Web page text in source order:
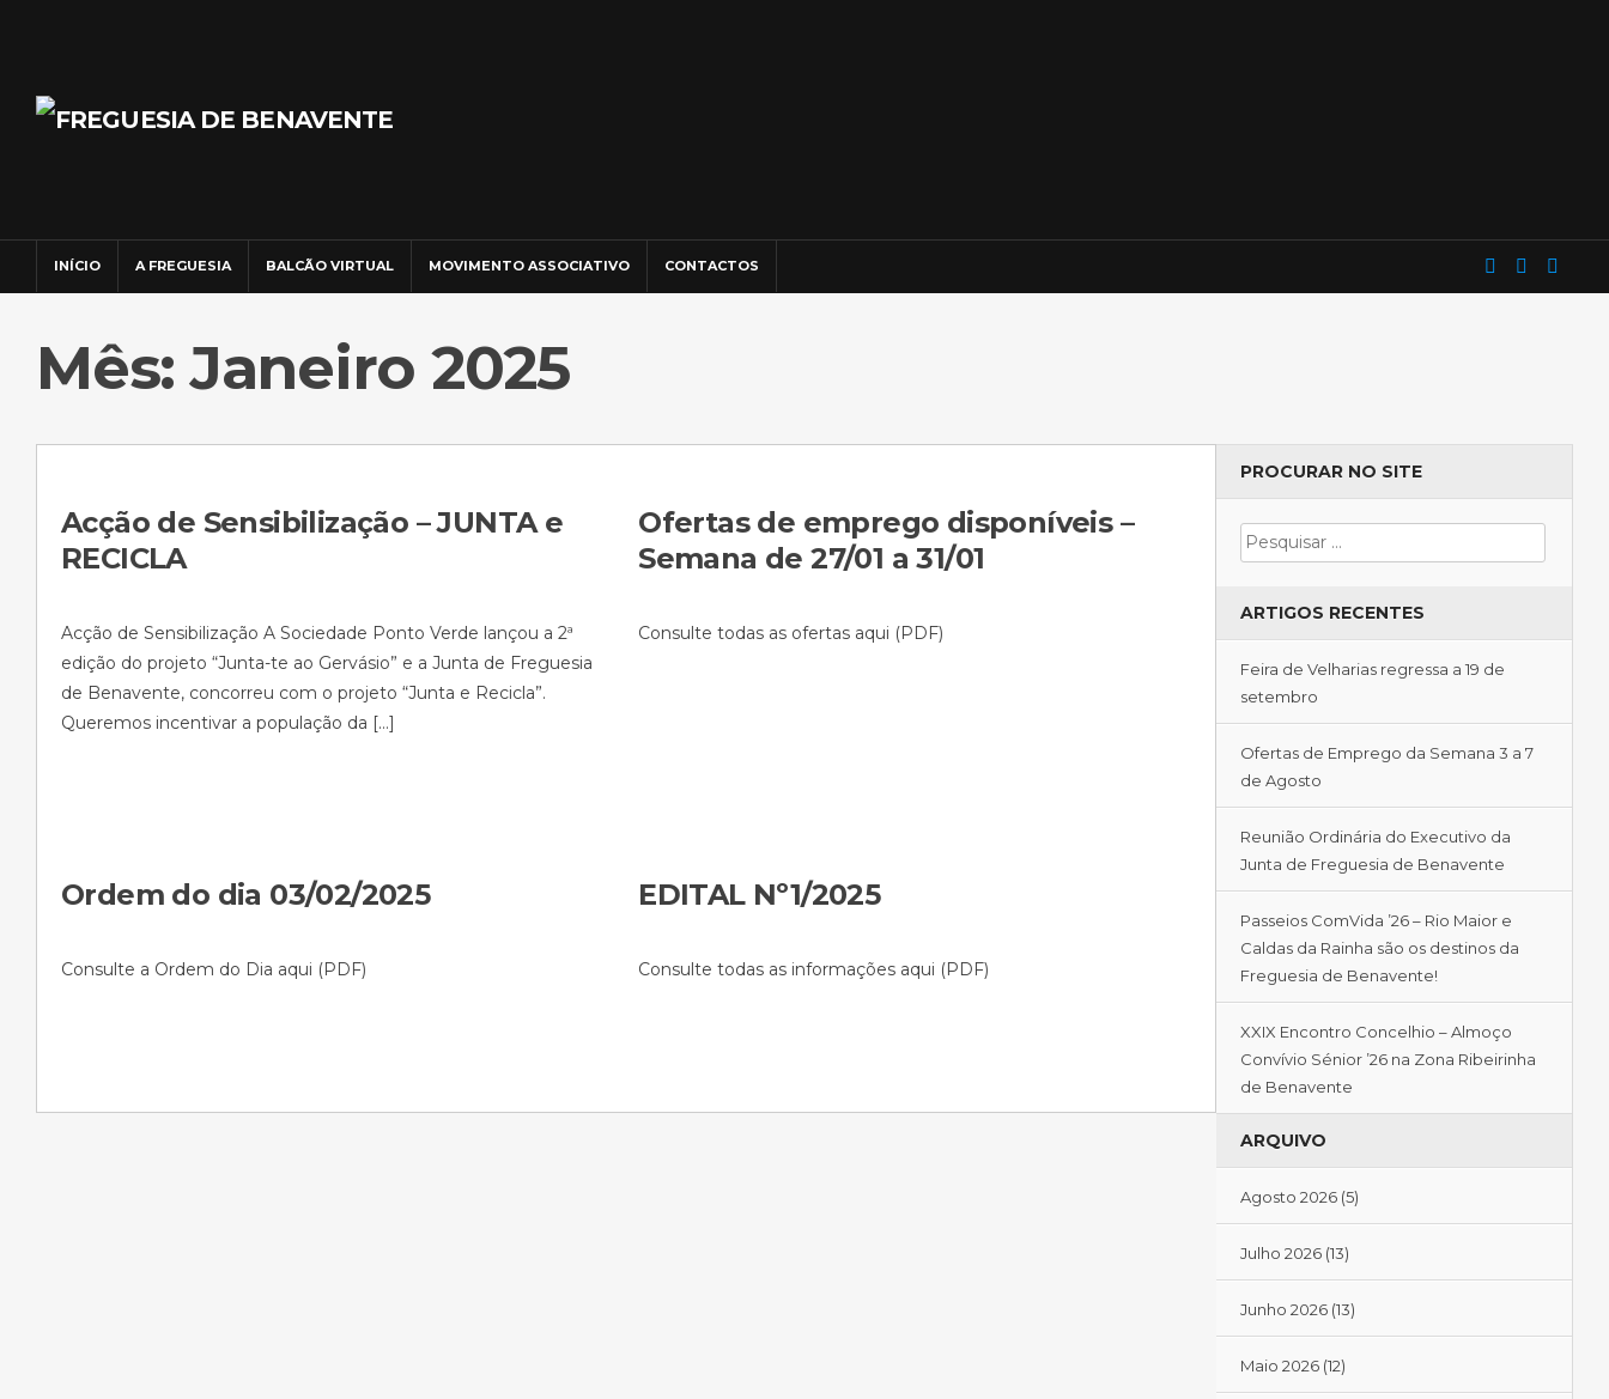
INÍCIO A FREGUESIA BALCÃO VIRTUAL MOVIMENTO ASSOCIATIVO CONTACTOS
Mês: Janeiro 2025
Acção de Sensibilização – JUNTA e
RECICLA
Acção de Sensibilização A Sociedade Ponto Verde lançou a 2ª
edição do projeto “Junta-te ao Gervásio” e a Junta de Freguesia
de Benavente, concorreu com o projeto “Junta e Recicla”.
Queremos incentivar a população da […]
Ofertas de emprego disponíveis –
Semana de 27/01 a 31/01
Consulte todas as ofertas aqui (PDF)
Ordem do dia 03/02/2025
Consulte a Ordem do Dia aqui (PDF)
EDITAL Nº1/2025
Consulte todas as informações aqui (PDF)
PROCURAR NO SITE
ARTIGOS RECENTES
Feira de Velharias regressa a 19 de
setembro
Ofertas de Emprego da Semana 3 a 7
de Agosto
Reunião Ordinária do Executivo da
Junta de Freguesia de Benavente
Passeios ComVida ’26 – Rio Maior e
Caldas da Rainha são os destinos da
Freguesia de Benavente!
XXIX Encontro Concelhio – Almoço
Convívio Sénior ’26 na Zona Ribeirinha
de Benavente
ARQUIVO
Agosto 2026(5)
Julho 2026(13)
Junho 2026(13)
Maio 2026(12)